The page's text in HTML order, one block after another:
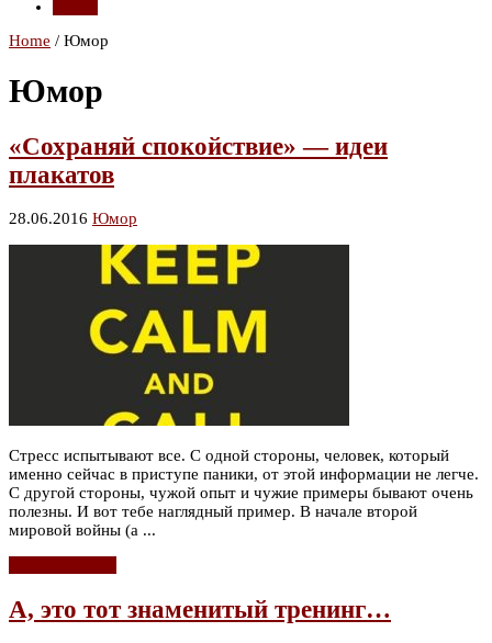
Home / Юмор
Юмор
«Сохраняй спокойствие» — идеи
плакатов
28.06.2016 Юмор
Стресс испытывают все. С одной стороны, человек, который
именно сейчас в приступе паники, от этой информации не легче.
С другой стороны, чужой опыт и чужие примеры бывают очень
полезны. И вот тебе наглядный пример. В начале второй
мировой войны (а ...
А, это тот знаменитый тренинг…